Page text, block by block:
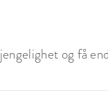
og få